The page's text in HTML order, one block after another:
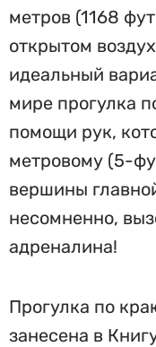
метров (1168
открытом
идеальный
мире прогулка
помощи рук,
метровому (5-
вершины
несомненно,
адреналина!
Прогулка по
занесена в